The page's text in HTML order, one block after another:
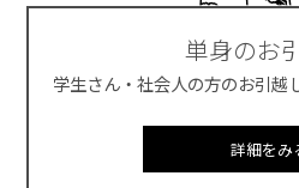
単身のお
学生さん・社会人の方のお引越
詳細をみ